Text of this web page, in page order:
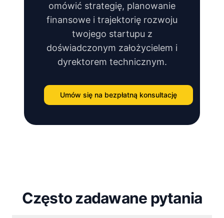
omówić strategię, planowanie
finansowe i trajektorię rozwoju
twojego startupu z
doświadczonym założycielem i
dyrektorem technicznym.
Umów się na bezpłatną konsultację
Często zadawane pytania